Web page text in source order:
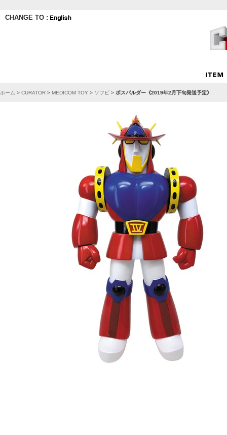
CHANGE TO :
ホーム > CURATOR > MEDICOM TOY > ソフビ > ボスパルダー《2019年2月下旬発送予定》